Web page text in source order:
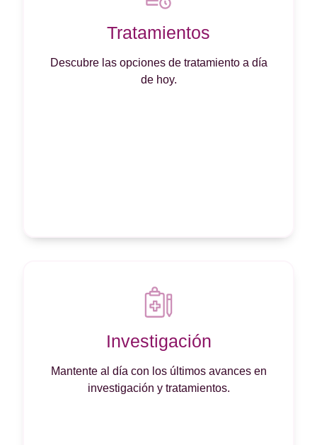
Tratamientos
Descubre las opciones de tratamiento a día
de hoy.
Investigación
Mantente al día con los últimos avances en
investigación y tratamientos.